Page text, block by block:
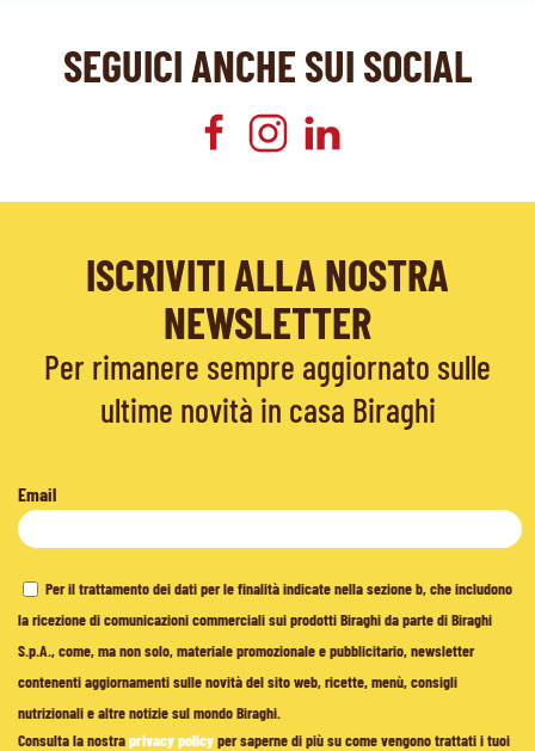
SEGUICI ANCHE SUI SOCIAL
ISCRIVITI ALLA NOSTRA
NEWSLETTER
Per rimanere sempre aggiornato sulle
ultime novità in casa Biraghi
Email
Per il trattamento dei dati per le finalità indicate nella sezione b, che includono
la ricezione di comunicazioni commerciali sui prodotti Biraghi da parte di Biraghi
S.p.A., come, ma non solo, materiale promozionale e pubblicitario, newsletter
contenenti aggiornamenti sulle novità del sito web, ricette, menù, consigli
nutrizionali e altre notizie sul mondo Biraghi.
Consulta la nostraprivacy policyper saperne di più su come vengono trattati i tuoi